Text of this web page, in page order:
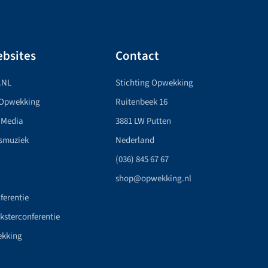
Contact
Stichting Opwekking
Ruitenbeek 16
3881 LW Putten
Nederland
(036) 845 67 67
shop@opwekking.nl